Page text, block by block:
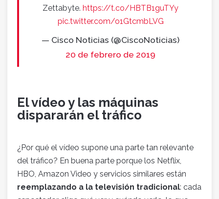
Zettabyte. https://t.co/HBTB1guTYy
pic.twitter.com/o1GtcmbLVG
— Cisco Noticias (@CiscoNoticias)
20 de febrero de 2019
El vídeo y las máquinas
dispararán el tráfico
¿Por qué el vídeo supone una parte tan relevante
del tráfico? En buena parte porque los Netflix,
HBO, Amazon Video y servicios similares están
reemplazando a la televisión tradicional: cada